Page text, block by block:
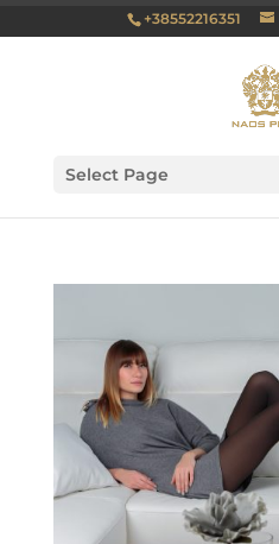
+38552216351
Select Page